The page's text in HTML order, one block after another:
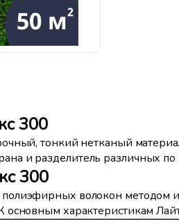
300
тонкий нетканый
и разделитель различных
300
волокон методом
основным характеристикам